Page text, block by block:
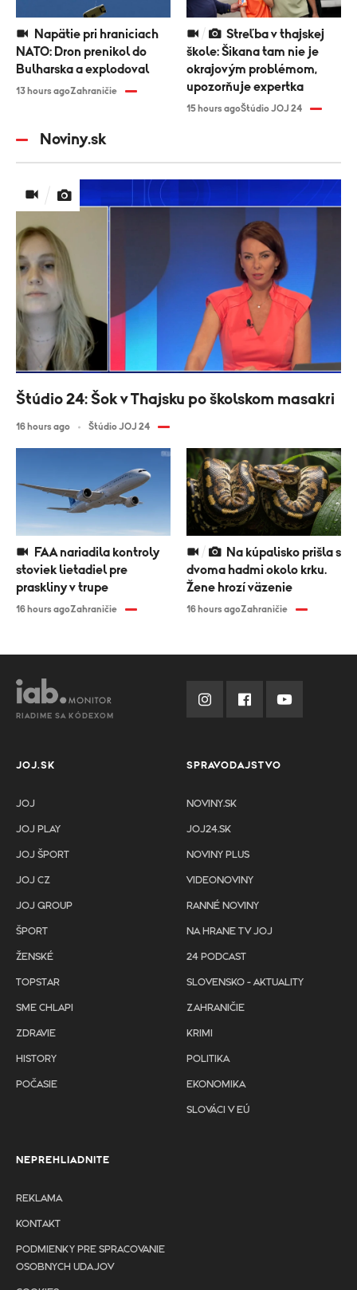
NATO: Dron prenikol do
Bulharska a explodoval
13 hours agoZahraničie
škole: Šikana tam nie je
okrajovým problémom,
upozorňuje expertka
15 hours agoŠtúdio JOJ 24
Noviny.sk
stoviek lietadiel pre
praskliny v trupe
16 hours agoZahraničie
dvoma hadmi okolo krku.
Žene hrozí väzenie
16 hours agoZahraničie
Štúdio 24: Šok v Thajsku po školskom masakri
16 hours ago Štúdio JOJ 24
RIADIME SA KÓDEXOM
JOJ.SK
JOJ
JOJ PLAY
JOJ ŠPORT
JOJ CZ
JOJ GROUP
ŠPORT
ŽENSKÉ
TOPSTAR
SME CHLAPI
ZDRAVIE
HISTORY
POČASIE
SPRAVODAJSTVO
NOVINY.SK
JOJ24.SK
NOVINY PLUS
VIDEONOVINY
RANNÉ NOVINY
NA HRANE TV JOJ
24 PODCAST
SLOVENSKO - AKTUALITY
ZAHRANIČIE
KRIMI
POLITIKA
EKONOMIKA
SLOVÁCI V EÚ
NEPREHLIADNITE
REKLAMA
KONTAKT
PODMIENKY PRE SPRACOVANIE
OSOBNYCH UDAJOV